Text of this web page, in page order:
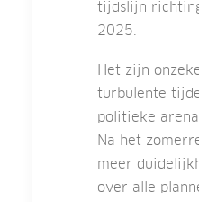
tijdslijn
2025.
Het zijn
turbulente
politieke arena
Na het
meer
over alle